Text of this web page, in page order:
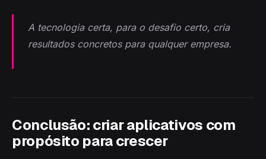
A tecnologia certa, para o desafio certo, cria
resultados concretos para qualquer empresa.
Conclusão: criar aplicativos com
propósito para crescer